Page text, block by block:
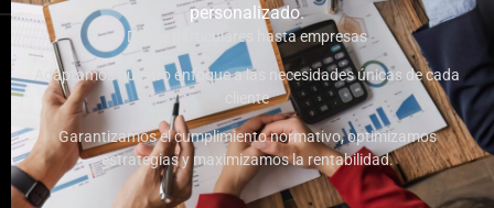
personalizado.
Desde particulares hasta empresas
Adaptamos nuestro enfoque a las necesidades únicas de cada
cliente
Garantizamos el cumplimiento normativo, optimizamos
estrategias y maximizamos la rentabilidad.